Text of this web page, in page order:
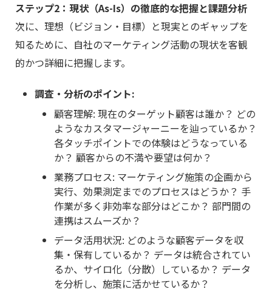
ステップ2：現状（As-Is）の徹底的な把握と課題分析
次に、理想（ビジョン・目標）と現実とのギャップを
知るために、自社のマーケティング活動の現状を客観
的かつ詳細に把握します。
調査・分析のポイント:
顧客理解: 現在のターゲット顧客は誰か？ どの
ようなカスタマージャーニーを辿っているか？
各タッチポイントでの体験はどうなっている
か？ 顧客からの不満や要望は何か？
業務プロセス: マーケティング施策の企画から
実行、効果測定までのプロセスはどうか？ 手
作業が多く非効率な部分はどこか？ 部門間の
連携はスムーズか？
データ活用状況: どのような顧客データを収
集・保有しているか？ データは統合されてい
るか、サイロ化（分散）しているか？ データ
を分析し、施策に活かせているか？